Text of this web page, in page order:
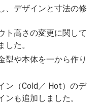
、デザインと寸法の修
ト高さの変更に関して
た。
型や本体を一から作り
ン（Cold／ Hot）のデ
も追加しました。